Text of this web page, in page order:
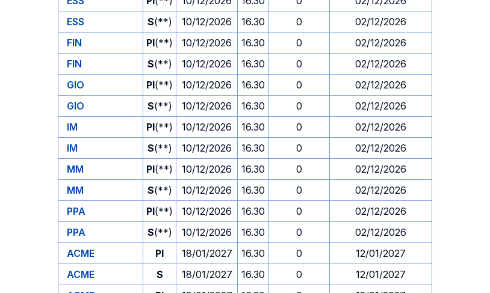
ESS
S(**) 10/12/2026 16.30 0
02/12/2026
FIN
PI(**) 10/12/2026 16.30 0
02/12/2026
FIN
S(**) 10/12/2026 16.30 0
02/12/2026
GIO
PI(**) 10/12/2026 16.30 0
02/12/2026
GIO
S(**) 10/12/2026 16.30 0
02/12/2026
IM
PI(**) 10/12/2026 16.30 0
02/12/2026
IM
S(**) 10/12/2026 16.30 0
02/12/2026
MM
PI(**) 10/12/2026 16.30 0
02/12/2026
MM
S(**) 10/12/2026 16.30 0
02/12/2026
PPA
PI(**) 10/12/2026 16.30 0
02/12/2026
PPA
S(**) 10/12/2026 16.30 0
02/12/2026
ACME
PI 18/01/2027 16.30 0
12/01/2027
ACME
S 18/01/2027 16.30 0
12/01/2027